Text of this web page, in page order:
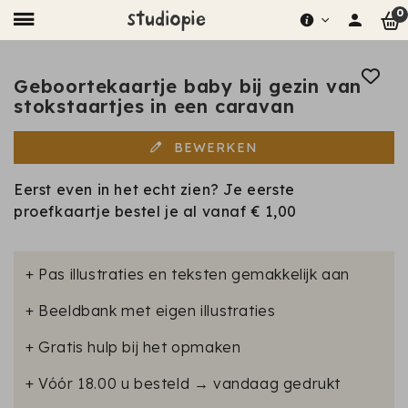
0
Geboortekaartje baby bij gezin van
stokstaartjes in een caravan
BEWERKEN
Eerst even in het echt zien? Je eerste
proefkaartje bestel je al vanaf€ 1,00
+ Pas illustraties en teksten gemakkelijk aan
+ Beeldbank met eigen illustraties
+ Gratis hulp bij het opmaken
+ Vóór 18.00 u besteld → vandaag gedrukt